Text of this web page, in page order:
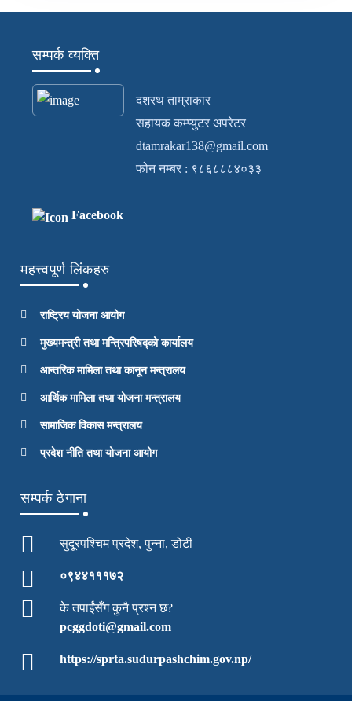
सम्पर्क व्यक्ति
दशरथ ताम्राकार
सहायक कम्प्युटर अपरेटर
dtamrakar138@gmail.com
फोन नम्बर : ९८६८८८४०३३
Facebook
महत्त्वपूर्ण लिंकहरु
राष्ट्रिय योजना आयोग
मुख्यमन्त्री तथा मन्त्रिपरिषद्को कार्यालय
आन्तरिक मामिला तथा कानून मन्त्रालय
आर्थिक मामिला तथा योजना मन्त्रालय
सामाजिक विकास मन्त्रालय
प्रदेश नीति तथा योजना आयोग
सम्पर्क ठेगाना
सुदूरपश्चिम प्रदेश, पुन्ना, डोटी
०९४४१११७२
के तपाईंसँग कुनै प्रश्न छ?
pcggdoti@gmail.com
https://sprta.sudurpashchim.gov.np/